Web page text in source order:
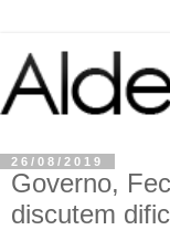
26/08/2019
Governo,
discutem